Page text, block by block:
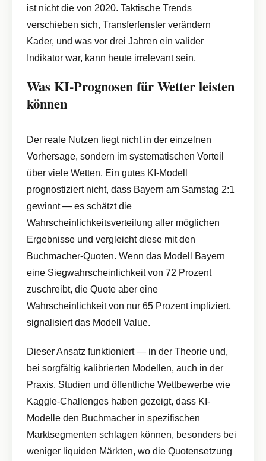
ist nicht die von 2020. Taktische Trends
verschieben sich, Transferfenster verändern
Kader, und was vor drei Jahren ein valider
Indikator war, kann heute irrelevant sein.
Was KI-Prognosen für Wetter leisten
können
Der reale Nutzen liegt nicht in der einzelnen
Vorhersage, sondern im systematischen Vorteil
über viele Wetten. Ein gutes KI-Modell
prognostiziert nicht, dass Bayern am Samstag 2:1
gewinnt — es schätzt die
Wahrscheinlichkeitsverteilung aller möglichen
Ergebnisse und vergleicht diese mit den
Buchmacher-Quoten. Wenn das Modell Bayern
eine Siegwahrscheinlichkeit von 72 Prozent
zuschreibt, die Quote aber eine
Wahrscheinlichkeit von nur 65 Prozent impliziert,
signalisiert das Modell Value.
Dieser Ansatz funktioniert — in der Theorie und,
bei sorgfältig kalibrierten Modellen, auch in der
Praxis. Studien und öffentliche Wettbewerbe wie
Kaggle-Challenges haben gezeigt, dass KI-
Modelle den Buchmacher in spezifischen
Marktsegmenten schlagen können, besonders bei
weniger liquiden Märkten, wo die Quotensetzung